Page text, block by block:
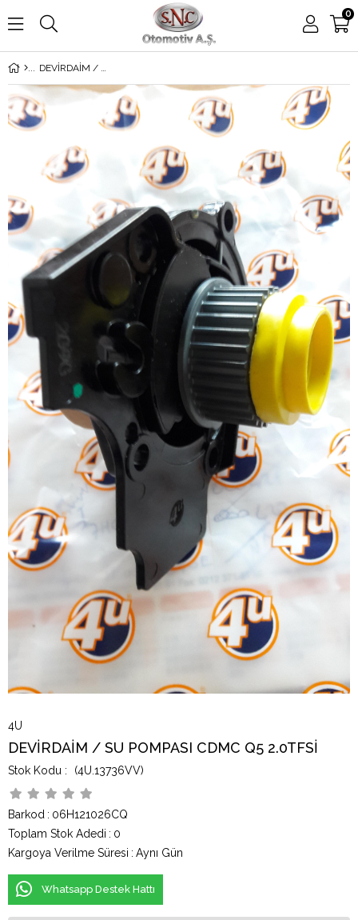
0
DEVİRDAİM / SU POMPASI CDMC Q5 2.0TFSİ
4U
DEVİRDAİM / SU POMPASI CDMC Q5 2.0TFSİ
(4U.13736VV)
Barkod : 06H121026CQ
Toplam Stok Adedi : 0
Kargoya Verilme Süresi : Aynı Gün
Whatsapp Destek Hattı